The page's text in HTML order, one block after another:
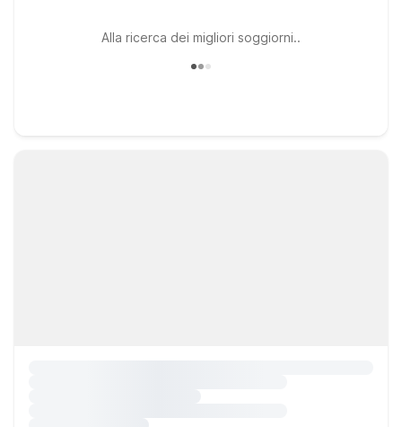
Alla ricerca dei migliori soggiorni..